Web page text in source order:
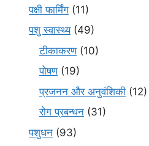
पक्षी फार्मिंग (11)
पशु स्वास्थ्य(49)
टीकाकरण(10)
पोषण(19)
प्रजनन और अनुवंशिकी (12)
रोग प्रबन्धन (31)
पशुधन (93)